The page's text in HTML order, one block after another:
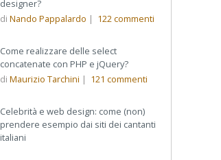
designer?
di Nando Pappalardo | 122commenti
Come realizzare delle select
concatenate con PHP e jQuery?
di Maurizio Tarchini | 121 commenti
Celebrità e web design: come (non)
prendere esempio dai siti dei cantanti
italiani